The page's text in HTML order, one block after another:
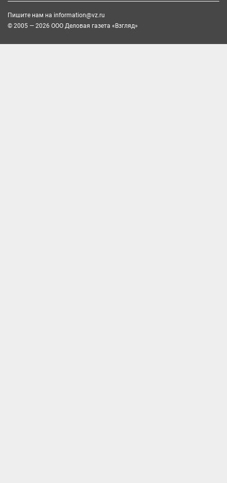
Пишите нам на information@vz.ru
© 2005 — 2026 ООО Деловая газета «Взгляд»